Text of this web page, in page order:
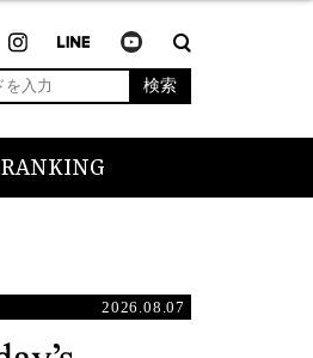
検索
RANKING
2026.08.07